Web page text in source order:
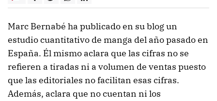
Marc Bernabé ha publicado en su blog un
estudio cuantitativo de manga del año pasado en
España. Él mismo aclara que las cifras no se
refieren a tiradas ni a volumen de ventas puesto
que las editoriales no facilitan esas cifras.
Además, aclara que no cuentan ni los